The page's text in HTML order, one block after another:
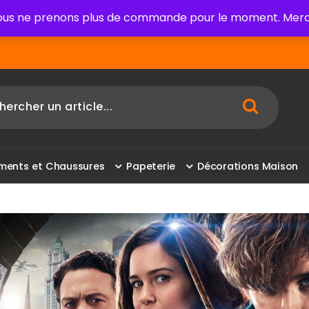
ne prenons plus de commande pour le moment.
ents et Chaussures Papeterie Décorations Maison